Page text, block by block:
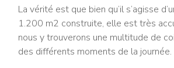
La vérité est que bien qu’il s’agisse
1.200 m2 construite, elle est très
nous y trouverons une multitude de
des différents moments de la journée.